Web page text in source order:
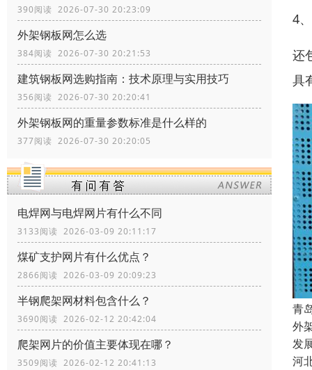
390阅读 2026-07-30 20:23:09
外架钢板网怎么选
384阅读 2026-07-30 20:21:53
建筑钢板网选购指南：技术原理与实用技巧
356阅读 2026-07-30 20:20:41
外架钢板网的重量参数标准是什么样的
377阅读 2026-07-30 20:20:05
电焊网与电焊网片有什么不同
3133阅读 2026-03-09 20:11:17
煤矿支护网片有什么优点？
2866阅读 2026-03-09 20:09:23
半钢爬架网材料包含什么？
3690阅读 2026-02-12 20:42:04
爬架网片的价值主要体现在哪？
3509阅读 2026-02-12 20:41:13
4
还
具
青
外
发
河